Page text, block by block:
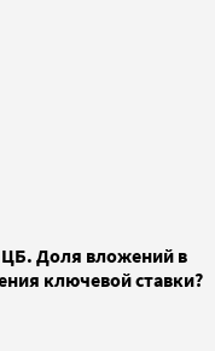
ЦБ. Доля вложений в
ключевой ставки?